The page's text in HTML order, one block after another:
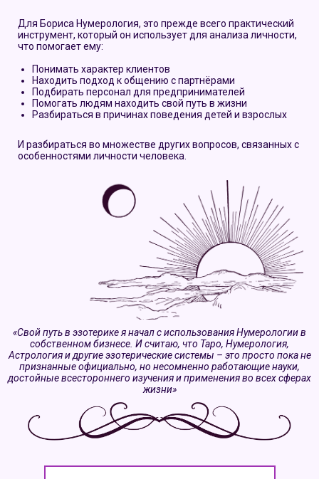
Для Бориса Нумерология, это прежде всего практический
инструмент, который он использует для анализа личности,
что помогает ему:
Понимать характер клиентов
Находить подход к общению с партнёрами
Подбирать персонал для предпринимателей
Помогать людям находить свой путь в жизни
Разбираться в причинах поведения детей и взрослых
И разбираться во множестве других вопросов, связанных с
особенностями личности человека.
«Свой путь в эзотерике я начал с использования Нумерологии в
собственном бизнесе. И считаю, что Таро, Нумерология,
Астрология и другие эзотерические системы – это просто пока не
признанные официально, но несомненно работающие науки,
достойные всестороннего изучения и применения во всех сферах
жизни»